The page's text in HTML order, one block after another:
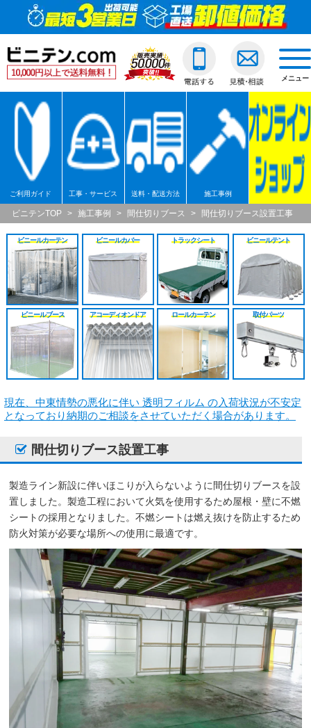
メニュー
ご利用ガイド 工事・サービス 送料・配送方法 施工事例
ビニテンTOP > 施工事例 > 間仕切りブース > 間仕切りブース設置工事
ビニールカーテン ビニールカバー トラックシート ビニールテント
ビニールブース アコーディオンドア ロールカーテン 取付パーツ
現在、中東情勢の悪化に伴い 透明フィルム の入荷状況が不安定
となっており納期のご相談をさせていただく場合があります。
間仕切りブース設置工事
製造ライン新設に伴いほこりが入らないように間仕切りブースを設
置しました。製造工程において火気を使用するため屋根・壁に不燃
シートの採用となりました。不燃シートは燃え抜けを防止するため
防火対策が必要な場所への使用に最適です。
ビニールカーテン 透明ビニールカーテン
糸入ビニールカーテン
ターポリンビニール
パワーシートビニー
ターポリンメッシュ
不燃ターポリンビニ
耐熱ビニールカーテン
オプション加工一覧
戻る
ジャバラビニールカーテン
透明ジャバラビニー
糸入りジャバラビニ
ターポリンジャバラ
コンビネーションジ
不燃ターポリンジャ
戻る
のれんカーテン式
のれんカーテン式ビ
のれんカーテン可動
戻る
ロールスクリーン
透明ロールスクリーン
透明糸入りロールス
ターポリンロールス
不燃ターポリンロー
透明電動ロールスク
糸入透明電動ロール
ターポリン電動ロー
屋外/野外用ロールス
戻る
アコーディオンドア
透明アコーディオン
糸入アコーディオン
ターポリンアコーデ
不燃ターポリンアコ
戻る
ネットカーテン網
ネットカーテン/網
戻る
大型カーテンレール
D30スチール製
D30アルミ製
D30ステンレス製
D30隙間シートレール
D40スチール製
D40アルミ製
D40ステンレス製
XGレール
HGレール
ベンダーレール
戻る
間仕切ポール
間仕切ポールスリム
間仕切ポール押さえ
間仕切ポールHGタイ
間仕切ポールXGタイ
間仕切ポールネット用
戻る
カバー
透明ビニールカバー
糸入りビニールカバー
合繊帆布ビニールカ
パワーシートビニー
ターポリンビニール
オプション加工
戻る
シート
透明ビニールシート
糸入りビニールシート
合繊帆布ビニールシ
パワーシートビニー
ターポリンビニール
オプション加工
戻る
原反カット販売
透明フィルム原反・
糸入フィルム原反・
ターポリン原反・カ
帯電防止ターポリン
ターポリンメッシュ
パワーシート原反・
不燃ターポリン原反
溶接遮光シート原反
のれんカーテン原反
のれんカーテン可動
ご利用ガイド
他社との違い
ご注文の流れ
送料・配送方法
各種納期
返品・交換
お支払い方法
大口割引
無料見積り
施工工事見積り
パートナー募集